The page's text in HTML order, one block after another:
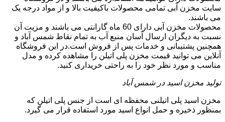
سایت مخزن آبی تمامی محصولات باکیفیت بالا و از مواد درجه یک
می باشند.
محصولات مخزن آبی دارای 60 ماه گارانتی می باشند و مزیت آن
نسبت به دیگران ارسال آسان منبع آب به تمام نقاط شمس آباد و
همچنین پشتیبانی و خدمات پس از فروش است.در این فروشگاه
آنلاین می توانید قیمت مخزن پلی اتیلن را مشاهده کرده و مدل
مناسب و مورد نظر خود را به راحتی خریداری کنید.
تولید مخزن اسید در شمس آباد
مخزن اسید پلی اتیلنی محفظه ای است از جنس پلی اتیلن که
بمنظور ذخیره و حمل انواع اسید مورد استفاده قرار می گیرد.